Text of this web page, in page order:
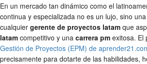
En un mercado tan dinámico como el
continua y especializada no es un lujo, sino
cualquier gerente de proyectos latam que
latam competitivo y una carrera pm exitosa. El
Gestión de Proyectos (EPM) de
precisamente para dotarte de las habilidades,